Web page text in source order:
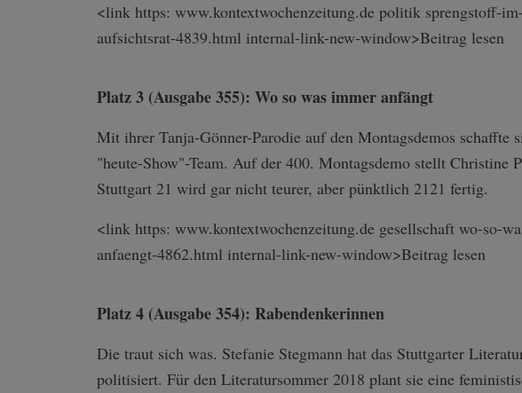
<link https: www.kontextwochenzeitung.de politik sprengstoff-
aufsichtsrat-48­39.html internal-link-n­ew-window>Beitr­ag lesen
Platz 3 (Ausgabe 355): Wo so was immer anfängt
Mit ihrer Tanja-Gönner-Parodie auf den Montagsdemos schaffte
"heute-Show"-Team. Auf der 400. Montagsdemo stellt Christine
Stuttgart 21 wird gar nicht teurer, aber pünktlich 2121 fertig.
<link https: www.kontextwochenzeitung.de gesellschaft wo-so-
anfaengt-4862.­html internal-link-n­ew-window>Beitr­ag lesen
Platz 4 (Ausgabe 354): Rabendenkerinnen
Die traut sich was. Stefanie Stegmann hat das Stuttgarter
politisiert. Für den Literatursommer 2018 plant sie eine